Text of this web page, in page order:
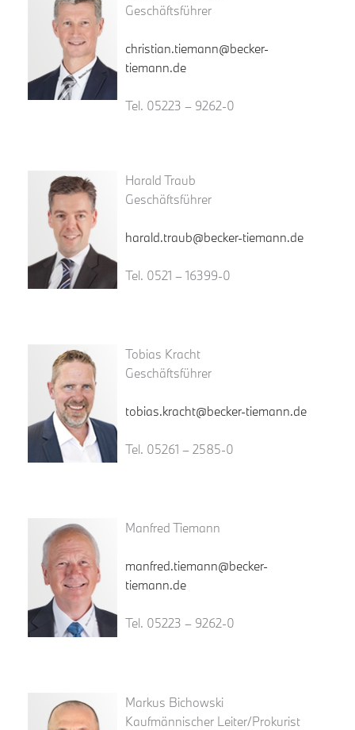
Geschäftsführer
christian.tiemann@becker-
tiemann.de
Tel. 05223 – 9262-0
Harald Traub
Geschäftsführer
harald.traub@becker-tiemann.de
Tel. 0521 – 16399-0
Tobias Kracht
Geschäftsführer
tobias.kracht@becker-tiemann.de
Tel. 05261 – 2585-0
Manfred Tiemann
manfred.tiemann@becker-
tiemann.de
Tel. 05223 – 9262-0
Markus Bichowski
Kaufmännischer Leiter/Prokurist